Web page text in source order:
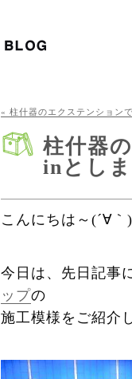
« 柱什器のエクステンション
柱什器
inとし
こんにちは～(´∀｀)
今日は、先日記事
ップの
施工模様をご紹介